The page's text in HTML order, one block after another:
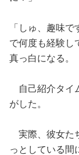
「しゅ、趣味
で何度も経験し
真っ白になる。
自己紹介タイ
がした。
実際、彼女た
っとしている間